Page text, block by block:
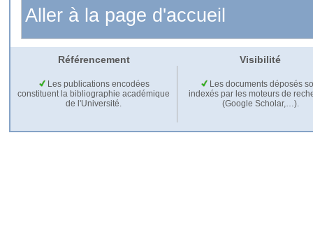
Aller à la page d'accueil
Référencement Visibilité
Les publications encodées
constituent la bibliographie académique
de l'Université.
Les documents déposés
indexés par les moteurs de
(Google Scholar,…).